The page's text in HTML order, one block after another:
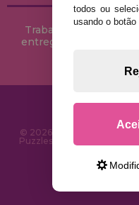
Trabalhamos com
entregas rápidas no
© 2026
Puzzles na Internet.
todos ou
usando o